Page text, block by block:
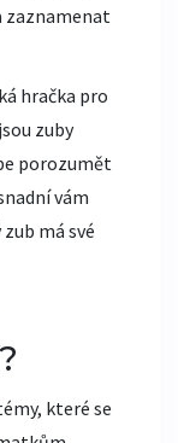
zaznamenat
hračka pro
zuby
porozumět
vám
má své
které se